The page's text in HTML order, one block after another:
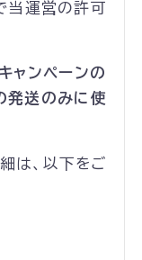
当運営の許可
ャンペーンの
発送のみに使
は、以下をご